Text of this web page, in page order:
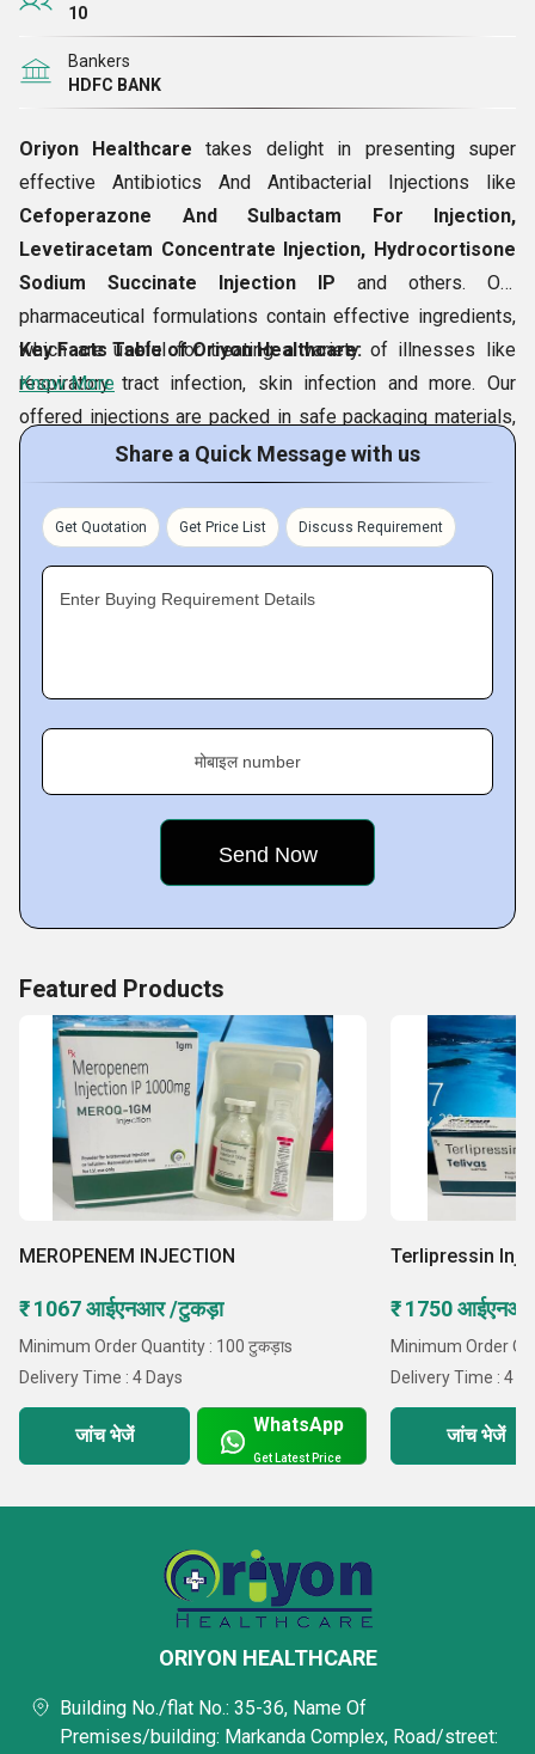
10
Bankers
HDFC BANK
Oriyon Healthcare takes delight in presenting super
effective Antibiotics And Antibacterial Injections like
Cefoperazone And Sulbactam For Injection,
Levetiracetam Concentrate Injection, Hydrocortisone
Sodium Succinate Injection IP and others. Our
pharmaceutical formulations contain effective ingredients,
which are useful for treating a variety of illnesses like
respiratory tract infection, skin infection and more. Our
offered injections are packed in safe packaging materials,
which support their potency and purity. Our recently
founded company has invested largely in developing a
voluminous production house atAmbala Cantt, Haryana
(India)and outfitted it with advanced production equipment
Key Facts Table of Oriyon Healthcare:
Know More
Share a Quick Message with us
Get Quotation Get Price List Discuss Requirement
Enter Buying Requirement Details
मोबाइल number
Featured Products
MEROPENEM INJECTION
₹ 1067 आईएनआर /टुकड़ा
Minimum Order Quantity : 100 टुकड़ाs
Delivery Time : 4 Days
जांच भेजें WhatsApp
Get Latest Price
Terlipressin
₹ 1750
Minimum Order
Delivery Time : 4
जांच भेजें
ORIYON HEALTHCARE
Building No./flat No.: 35-36, Name Of
Premises/building: Markanda Complex, Road/street: